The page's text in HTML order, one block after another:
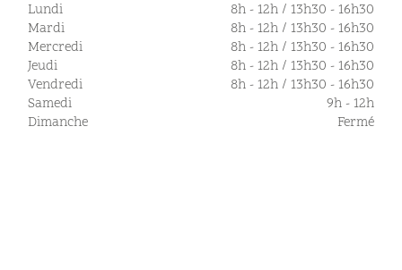
Lundi
8h - 12h / 13h30 - 16h30
Mardi
8h - 12h / 13h30 - 16h30
Mercredi
8h - 12h / 13h30 - 16h30
Jeudi
8h - 12h / 13h30 - 16h30
Vendredi
8h - 12h / 13h30 - 16h30
Samedi
9h - 12h
Dimanche
Fermé